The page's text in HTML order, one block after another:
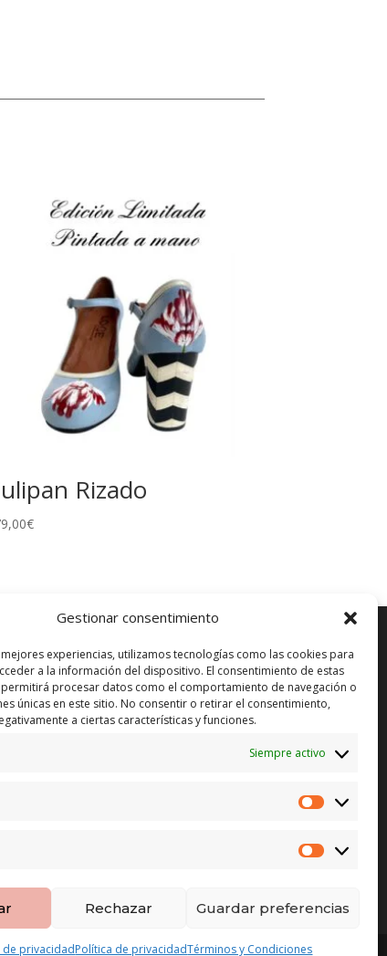
Gestionar consentimiento
experiencias, utilizamos tecnologías como las cookies para
a la información del dispositivo. El consentimiento de estas
procesar datos como el comportamiento de navegación o
únicas en este sitio. No consentir o retirar el consentimiento,
a ciertas características y funciones.
Siempre activo
Marketing
Rechazar Guardar preferencias
de privacidadPolítica de privacidadTérminos y Condiciones
Rizado
€
ENVÍO GRATUITO*